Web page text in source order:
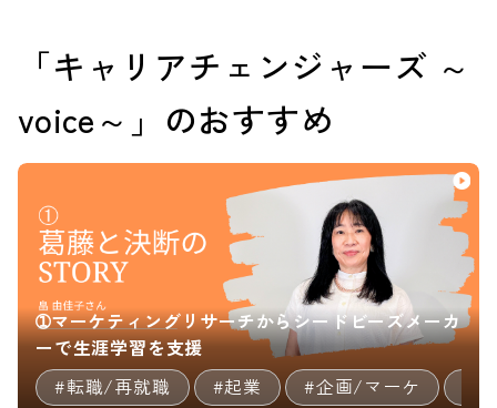
人事労務を中心に賃金制度、
（確定給付年金）等の企画・
施行に携わり、大手電子部品
企業の人事部とも広く深い人
脈がある。
2015年これまでの知識・経験
を活かして、地域の人と企業
が元気になれる事業展開を志
して起業。 1960年生まれ
藤沢市在住
「キャリアチェンジャーズ ～
voice～」のおすすめ
➀マーケティングリサーチからシードビーズメーカ
ーで生涯学習を支援
#転職/再就職
#起業 #企画/マーケ